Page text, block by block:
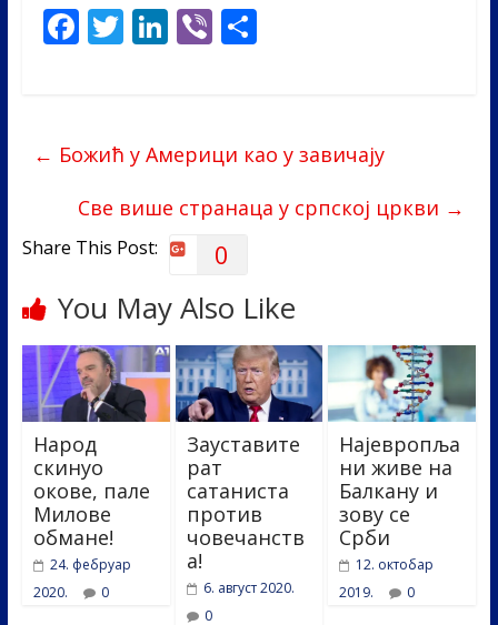
F
ac
o
o
k
T
w
Li
n
dI
n
Vi
b
S
← Божић у Америци као у завичају
Све више странаца у српској цркви →
Share This Post: 0
You May Also Like
Народ
скинуо
окове, пале
Милове
обмане!
24. фебруар
2020.
0
Зауставите
рат
сатаниста
против
човечанств
а!
6. август 2020.
0
Најевропља
ни живе на
Балкану и
зову се
Срби
12. октобар
2019.
0